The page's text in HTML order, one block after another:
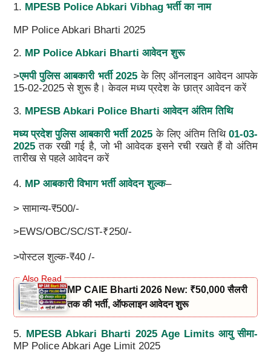
1. MPESB Police Abkari Vibhag भर्ती का नाम
MP Police Abkari Bharti 2025
2. MP Police Abkari Bharti आवेदन शुरू
>एमपी पुलिस आबकारी भर्ती 2025 के लिए ऑनलाइन आवेदन आपके
15-02-2025 से शुरू है। केवल मध्य प्रदेश के छात्र आवेदन करें
3. MPESB Abkari Police Bharti आवेदन अंतिम तिथि
मध्य प्रदेश पुलिस आबकारी भर्ती 2025 के लिए अंतिम तिथि01-03-
2025तक रखी गई है, जो भी आवेदक इसने रची रखते हैं वो अंतिम
तारीख से पहले आवेदन करें
4. MP आबकारी विभाग भर्ती आवेदन शुल्क–
> सामान्य-₹500/-
>EWS/OBC/SC/ST-₹250/-
>पोस्टल शुल्क-₹40 /-
MP CAIE Bharti 2026 New: ₹50,000 सैलरी
तक की भर्ती, ऑफलाइन आवेदन शुरू
5. MPESB Abkari Bharti 2025 Age Limits आयु सीमा-
MP Police Abkari Age Limit 2025